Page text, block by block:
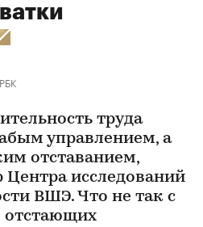
РБК
труда
управлением, а
отставанием,
Центра исследований
ВШЭ. Что не так с